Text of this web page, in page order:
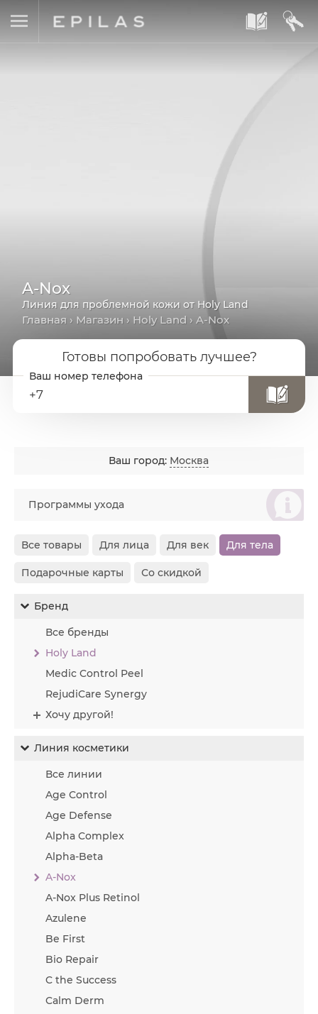
A B
A-Nox
Линия для проблемной кожи от Holy Land
Главная › Магазин › Holy Land › A-Nox
Готовы попробовать лучшее?
+7
Ваш город: Москва
စ
Программы ухода
Все товары Для лица Для век Для тела
Подарочные карты Со скидкой
Бренд
Все бренды
Holy Land
Medic Control Peel
RejudiCare Synergy
Хочу другой!
Линия косметики
Все линии
Age Control
Age Defense
Alpha Complex
Alpha-Beta
A-Nox
A-Nox Plus Retinol
Azulene
Be First
Bio Repair
C the Success
Calm Derm